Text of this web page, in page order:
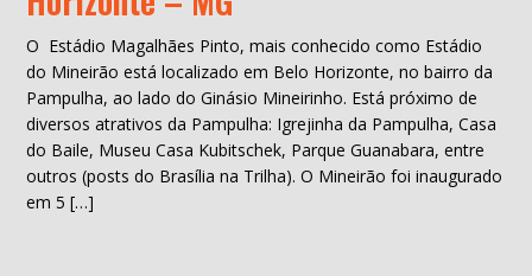
O Estádio Magalhães Pinto, mais conhecido como Estádio
do Mineirão está localizado em Belo Horizonte, no bairro da
Pampulha, ao lado do Ginásio Mineirinho. Está próximo de
diversos atrativos da Pampulha: Igrejinha da Pampulha, Casa
do Baile, Museu Casa Kubitschek, Parque Guanabara, entre
outros (posts do Brasília na Trilha). O Mineirão foi inaugurado
em 5 […]